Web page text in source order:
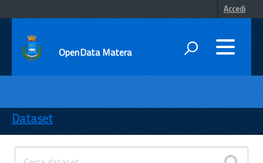
Accedi
OpenData Matera
ENTI
TEMI
INFORMAZIONI
Dataset